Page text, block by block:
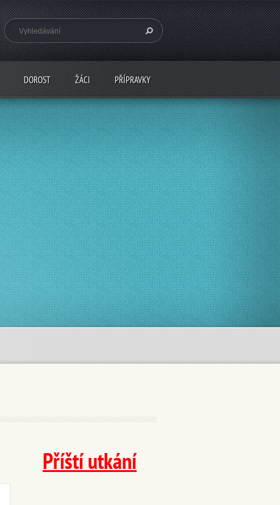
DOROST ŽÁCI PŘÍPRAVKY
Příští utkání